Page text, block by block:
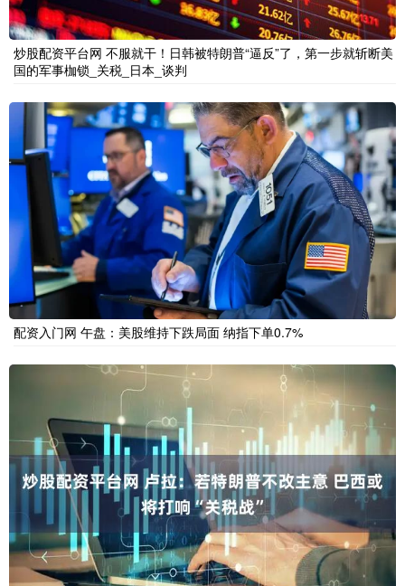
炒股配资平台网 不服就干！日韩被特朗普“逼反”了，第一步就斩断美
国的军事枷锁_关税_日本_谈判
配资入门网 午盘：美股维持下跌局面 纳指下单0.7%